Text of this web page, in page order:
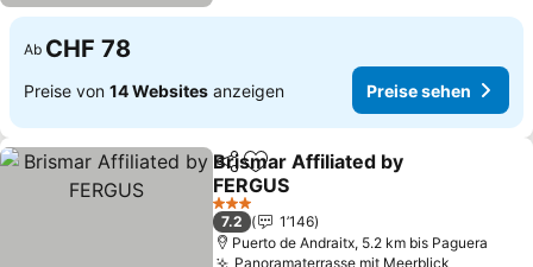
Ab CHF 78
Preise von 14 Websites anzeigen Preise sehen
TeilenZu Favoriten hinzufügen
Brismar Affiliated by
FERGUS
3 Sterne
7.2
1’146
Puerto de Andraitx, 5.2 km bis Paguera
Panoramaterrasse mit Meerblick